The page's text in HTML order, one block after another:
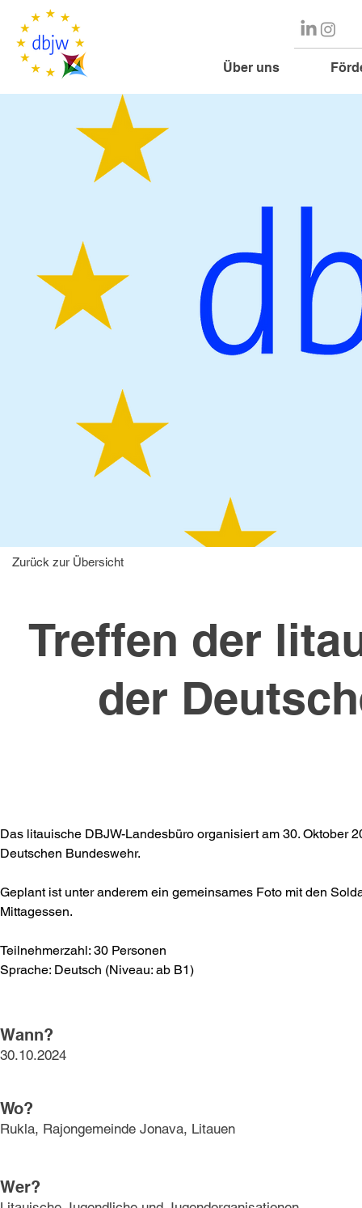
Über uns
Zurück zur Übersicht
Treffen der
der
Das litauische DBJW-Landesbüro organisiert am 30. Oktober
Deutschen Bundeswehr.
Geplant ist unter anderem ein gemeinsames Foto mit den
Mittagessen.
Teilnehmerzahl: 30 Personen
Sprache: Deutsch (Niveau: ab B1)
Wann?
30.10.2024
Wo?
Rukla, Rajongemeinde Jonava, Litauen
Wer?